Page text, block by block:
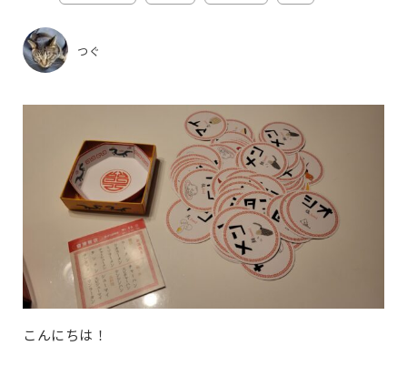
つぐ
こんにちは！